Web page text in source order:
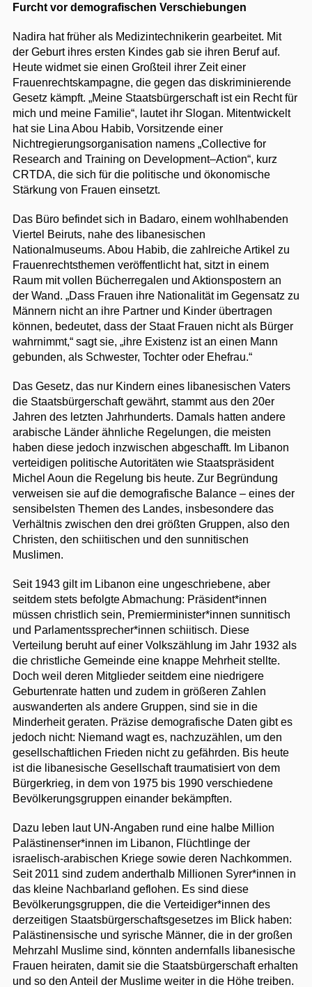
Furcht vor demografischen Verschiebungen
Nadira hat früher als Medizintechnikerin gearbeitet. Mit
der Geburt ihres ersten Kindes gab sie ihren Beruf auf.
Heute widmet sie einen Großteil ihrer Zeit einer
Frauenrechtskampagne, die gegen das diskriminierende
Gesetz kämpft. „Meine Staatsbürgerschaft ist ein Recht für
mich und meine Familie“, lautet ihr Slogan. Mitentwickelt
hat sie Lina Abou Habib, Vorsitzende einer
Nichtregierungsorganisation namens „Collective for
Research and Training on Development–Action“, kurz
CRTDA, die sich für die politische und ökonomische
Stärkung von Frauen einsetzt.
Das Büro befindet sich in Badaro, einem wohlhabenden
Viertel Beiruts, nahe des libanesischen
Nationalmuseums. Abou Habib, die zahlreiche Artikel zu
Frauenrechtsthemen veröffentlicht hat, sitzt in einem
Raum mit vollen Bücherregalen und Aktionspostern an
der Wand. „Dass Frauen ihre Nationalität im Gegensatz zu
Männern nicht an ihre Partner und Kinder übertragen
können, bedeutet, dass der Staat Frauen nicht als Bürger
wahrnimmt,“ sagt sie, „ihre Existenz ist an einen Mann
gebunden, als Schwester, Tochter oder Ehefrau.“
Das Gesetz, das nur Kindern eines libanesischen Vaters
die Staatsbürgerschaft gewährt, stammt aus den 20er
Jahren des letzten Jahrhunderts. Damals hatten andere
arabische Länder ähnliche Regelungen, die meisten
haben diese jedoch inzwischen abgeschafft. Im Libanon
verteidigen politische Autoritäten wie Staatspräsident
Michel Aoun die Regelung bis heute. Zur Begründung
verweisen sie auf die demografische Balance – eines der
sensibelsten Themen des Landes, insbesondere das
Verhältnis zwischen den drei größten Gruppen, also den
Christen, den schiitischen und den sunnitischen
Muslimen.
Seit 1943 gilt im Libanon eine ungeschriebene, aber
seitdem stets befolgte Abmachung: Präsident*innen
müssen christlich sein, Premierminister*innen sunnitisch
und Parlamentssprecher*innen schiitisch. Diese
Verteilung beruht auf einer Volkszählung im Jahr 1932 als
die christliche Gemeinde eine knappe Mehrheit stellte.
Doch weil deren Mitglieder seitdem eine niedrigere
Geburtenrate hatten und zudem in größeren Zahlen
auswanderten als andere Gruppen, sind sie in die
Minderheit geraten. Präzise demografische Daten gibt es
jedoch nicht: Niemand wagt es, nachzuzählen, um den
gesellschaftlichen Frieden nicht zu gefährden. Bis heute
ist die libanesische Gesellschaft traumatisiert von dem
Bürgerkrieg, in dem von 1975 bis 1990 verschiedene
Bevölkerungsgruppen einander bekämpften.
Dazu leben laut UN-Angaben rund eine halbe Million
Palästinenser*innen im Libanon, Flüchtlinge der
israelisch-arabischen Kriege sowie deren Nachkommen.
Seit 2011 sind zudem anderthalb Millionen Syrer*innen in
das kleine Nachbarland geflohen. Es sind diese
Bevölkerungsgruppen, die die Verteidiger*innen des
derzeitigen Staatsbürgerschaftsgesetzes im Blick haben:
Palästinensische und syrische Männer, die in der großen
Mehrzahl Muslime sind, könnten andernfalls libanesische
Frauen heiraten, damit sie die Staatsbürgerschaft erhalten
und so den Anteil der Muslime weiter in die Höhe treiben.